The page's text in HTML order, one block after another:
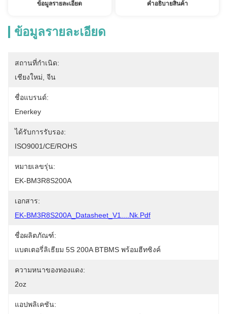
ข้อมูลรายละเอียด คําอธิบายสินค้า
ข้อมูลรายละเอียด
สถานที่กำเนิด:
เชียงใหม่, จีน
ชื่อแบรนด์:
Enerkey
ได้รับการรับรอง:
ISO9001/CE/ROHS
หมายเลขรุ่น:
EK-BM3R8S200A
เอกสาร:
EK-BM3R8S200A_Datasheet_V1....nk.pdf
ชื่อผลิตภัณฑ์:
แบตเตอรี่ลิเธียม 5S 200A BTBMS พร้อมฮีทซิงค์
ความหนาของทองแดง:
2oz
แอปพลิเคชัน: